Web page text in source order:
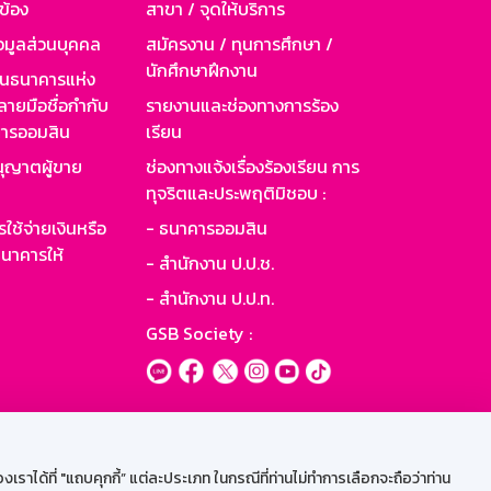
ได้ที่ "แถบคุกกี้” แต่ละประเภท ในกรณีที่ท่านไม่ทำการเลือกจะถือว่าท่าน
อง
มูลส่วนบุคคล
นาคารแห่ง
ายมือชื่อกำกับ
รออมสิน
ญาตผู้ขาย
ช้จ่ายเงินหรือ
คารให้
สาขา / จุดให้บริการ
สมัครงาน / ทุนการศึกษา /
นักศึกษาฝึกงาน
รายงานและช่องทางการร้อง
เรียน
ช่องทางแจ้งเรื่องร้องเรียน การ
ทุจริตและประพฤติมิชอบ :
- ธนาคารออมสิน
- สำนักงาน ป.ป.ช.
- สำนักงาน ป.ป.ท.
GSB Society :